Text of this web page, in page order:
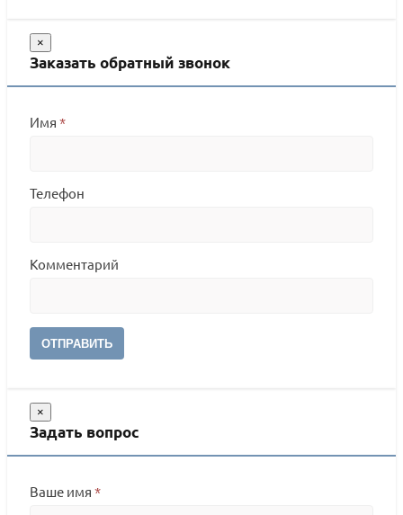
×
Заказать обратный звонок
Имя *
Телефон
Комментарий
ОТПРАВИТЬ
×
Задать вопрос
Ваше имя *